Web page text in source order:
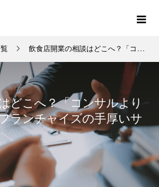
飲食店開業の相談はどこへ？「コンサルより安心」と言われるフランチャイズの手厚いサポートとは
どこへ？「コンサルより
ランチャイズの手厚いサ